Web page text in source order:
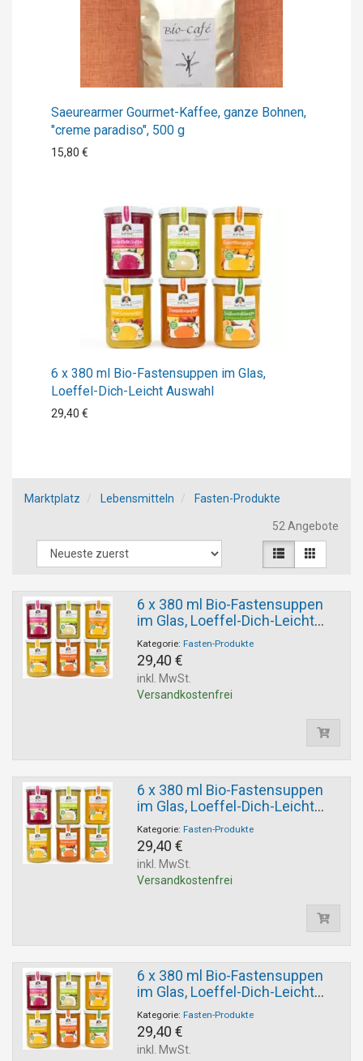
Saeurearmer Gourmet-Kaffee, ganze Bohnen,
"creme paradiso", 500 g
15,80 €
6 x 380 ml Bio-Fastensuppen im Glas,
Loeffel-Dich-Leicht Auswahl
29,40 €
Marktplatz Lebensmitteln Fasten-Produkte
52 Angebote
6 x 380 ml Bio-Fastensuppen
im Glas, Loeffel-Dich-Leicht
Auswahl
Kategorie: Fasten-Produkte
29,40 €
inkl. MwSt.
Versandkostenfrei
6 x 380 ml Bio-Fastensuppen
im Glas, Loeffel-Dich-Leicht
Auswahl
Kategorie: Fasten-Produkte
29,40 €
inkl. MwSt.
Versandkostenfrei
6 x 380 ml Bio-Fastensuppen
im Glas, Loeffel-Dich-Leicht
Auswahl
Kategorie: Fasten-Produkte
29,40 €
inkl. MwSt.